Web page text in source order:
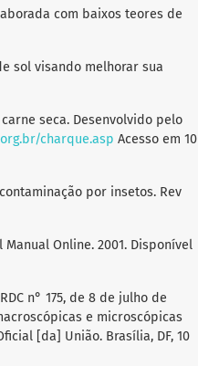
com baixos teores de
sol visando melhorar sua
seca. Desenvolvido pelo
charque.asp Acesso em 10
por insetos. Rev
Online. 2001. Disponível
n° 175, de 8 de julho de
e microscópicas
[da] União. Brasília, DF, 10